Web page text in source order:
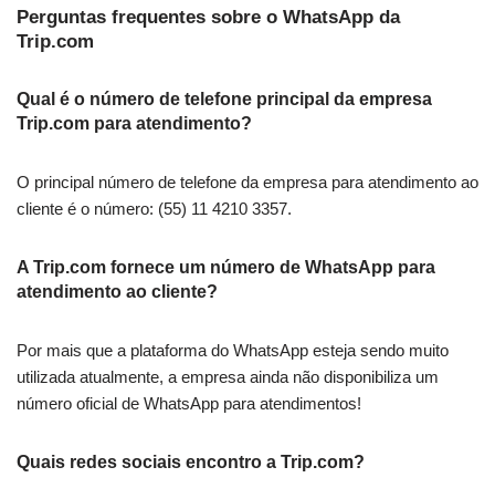
Perguntas frequentes sobre o WhatsApp da
Trip.com
Qual é o número de telefone principal da empresa
Trip.com para atendimento?
O principal número de telefone da empresa para atendimento ao
cliente é o número: (55) 11 4210 3357.
A Trip.com fornece um número de WhatsApp para
atendimento ao cliente?
Por mais que a plataforma do WhatsApp esteja sendo muito
utilizada atualmente, a empresa ainda não disponibiliza um
número oficial de WhatsApp para atendimentos!
Quais redes sociais encontro a Trip.com?